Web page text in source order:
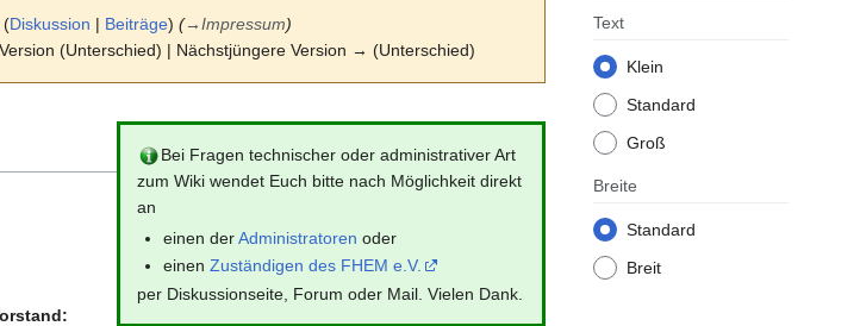
Text
Klein
Standard
Groß
Breite
Standard
Breit
(Diskussion | Beiträge) (→Impressum)
(Unterschied) | Nächstjüngere Version → (Unterschied)
Bei Fragen technischer oder administrativer Art
zum Wiki wendet Euch bitte nach Möglichkeit direkt
an
einen derAdministratoren oder
einen Zuständigen des FHEM e.V.
per Diskussionseite, Forum oder Mail. Vielen Dank.